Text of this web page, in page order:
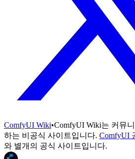
ComfyUI Wiki•ComfyUI Wiki는 커뮤
하는 비공식 사이트입니다. ComfyUI
와 별개의 공식 사이트입니다.